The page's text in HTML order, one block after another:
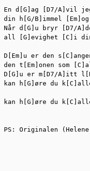
En d[G]ag [D7/A]vil
din h[G/B]immel
Når d[G]u bryr [D7/
all [G]evighet [C]i
D[Em]u er den
den t[Em]onen som
D[G]u er m[D7/A]itt
kan h[G]øre du
kan h[G]øre du
PS: Originalen